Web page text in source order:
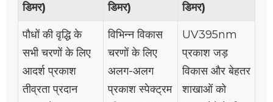
डिमर)
डिमर)
डिमर)
पौधों की वृद्धि के
सभी चरणों के लिए
आदर्श प्रकाश
तीव्रता प्रदान
विभिन्न विकास
चरणों के लिए
अलग-अलग
प्रकाश स्पेक्ट्रम
UV395nm
प्रकाश जड़
विकास और बेहतर
शाखाओं को